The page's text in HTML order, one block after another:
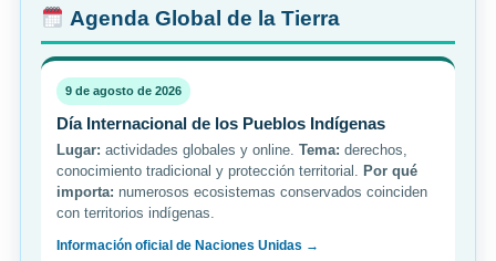
Agenda Global de la Tierra
9 de agosto de 2026
Día Internacional de los Pueblos Indígenas
Lugar: actividades globales y online. Tema: derechos,
conocimiento tradicional y protección territorial. Por qué
importa: numerosos ecosistemas conservados coinciden
con territorios indígenas.
Información oficial de Naciones Unidas →